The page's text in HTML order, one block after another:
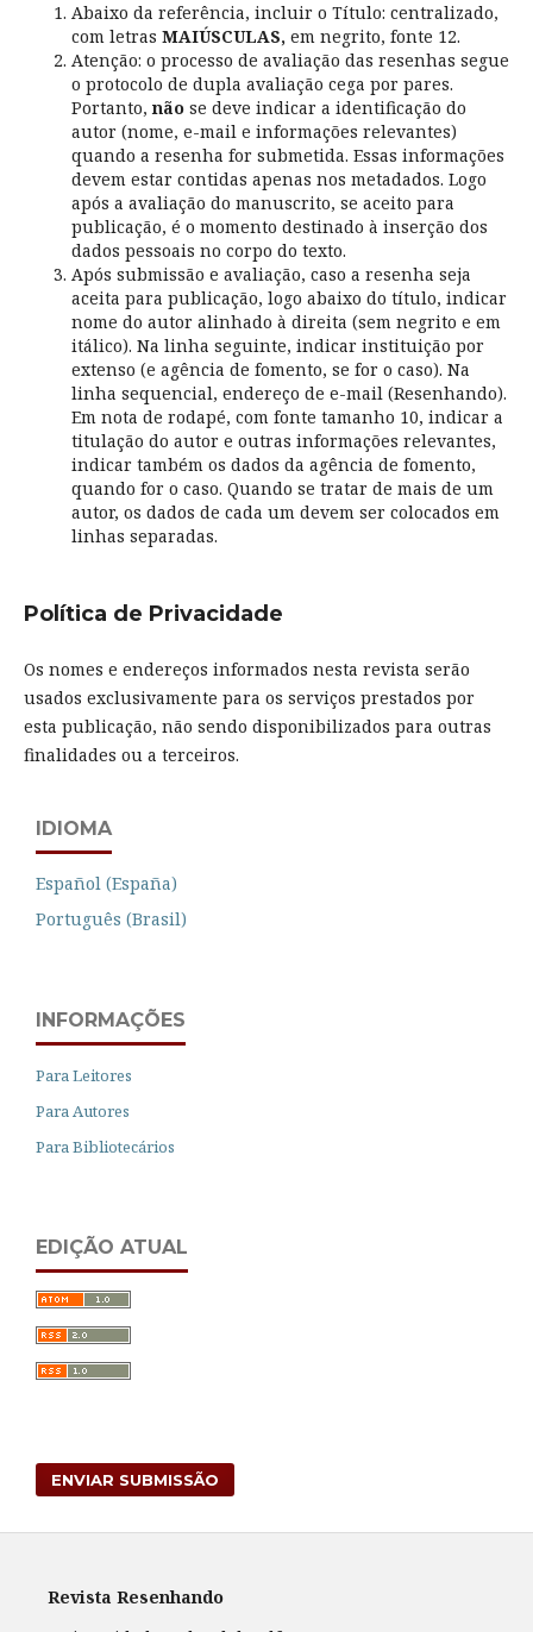
Abaixo da referência, incluir o Título: centralizado,
com letras MAIÚSCULAS,em negrito, fonte 12.
Atenção: o processo de avaliação das resenhas segue
o protocolo de dupla avaliação cega por pares.
Portanto, não se deve indicar a identificação do
autor (nome, e-mail e informações relevantes)
quando a resenha for submetida. Essas informações
devem estar contidas apenas nos metadados. Logo
após a avaliação do manuscrito, se aceito para
publicação, é o momento destinado à inserção dos
dados pessoais no corpo do texto.
Após submissão e avaliação, caso a resenha seja
aceita para publicação, logo abaixo do título, indicar
nome do autor alinhado à direita (sem negrito e em
itálico). Na linha seguinte, indicar instituição por
extenso (e agência de fomento, se for o caso). Na
linha sequencial, endereço de e-mail (Resenhando).
Em nota de rodapé, com fonte tamanho 10, indicar a
titulação do autor e outras informações relevantes,
indicar também os dados da agência de fomento,
quando for o caso. Quando se tratar de mais de um
autor, os dados de cada um devem ser colocados em
linhas separadas.
Política de Privacidade
Os nomes e endereços informados nesta revista serão
usados exclusivamente para os serviços prestados por
esta publicação, não sendo disponibilizados para outras
finalidades ou a terceiros.
IDIOMA
Español (España)
Português (Brasil)
INFORMAÇÕES
Para Leitores
Para Autores
Para Bibliotecários
EDIÇÃO ATUAL
ENVIAR SUBMISSÃO
Revista Resenhando